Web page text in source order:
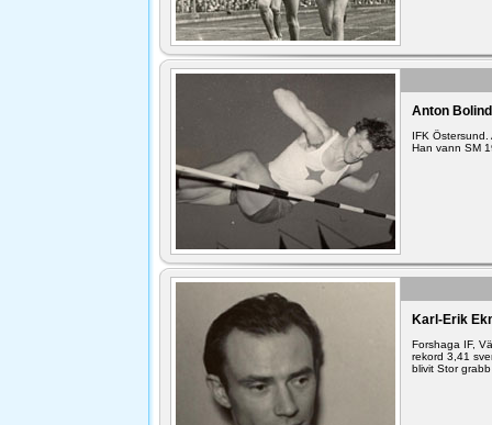
Anton
IFK
Han vann SM
Karl-Erik
Forshaga IF,
rekord 3,41
blivit Stor